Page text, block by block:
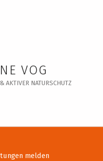
VOG
AKTIVER NATURSCHUTZ
melden